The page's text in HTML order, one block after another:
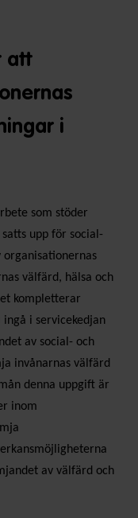
att
i
som stöder
upp för social-
välfärd, hälsa och
kompletterar
i servicekedjan
av social- och
invånarnas välfärd
denna uppgift är
inom
av välfärd och